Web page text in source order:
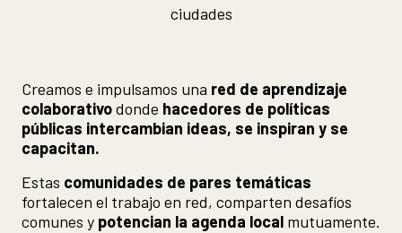
ciudades
Creamos e impulsamos una red de aprendizaje
colaborativodonde hacedores de políticas
públicas intercambian ideas, se inspiran y se
capacitan.
Estas comunidades de pares temáticas
fortalecen el trabajo en red, comparten desafíos
comunes y potencian la agenda local mutuamente.